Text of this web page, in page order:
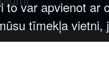
var apvienot
tīmekļa